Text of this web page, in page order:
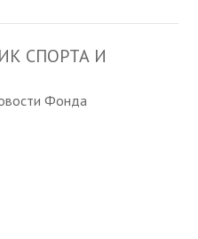
СПОРТА И
Фонда